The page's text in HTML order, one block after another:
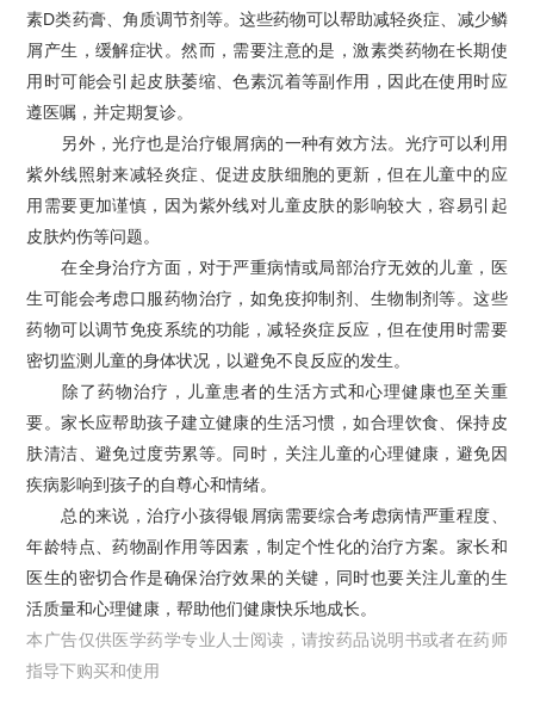
素D类药膏、角质调节剂等。这些药物可以帮助减轻炎症、减少鳞
屑产生，缓解症状。然而，需要注意的是，激素类药物在长期使
用时可能会引起皮肤萎缩、色素沉着等副作用，因此在使用时应
遵医嘱，并定期复诊。
另外，光疗也是治疗银屑病的一种有效方法。光疗可以利用
紫外线照射来减轻炎症、促进皮肤细胞的更新，但在儿童中的应
用需要更加谨慎，因为紫外线对儿童皮肤的影响较大，容易引起
皮肤灼伤等问题。
在全身治疗方面，对于严重病情或局部治疗无效的儿童，医
生可能会考虑口服药物治疗，如免疫抑制剂、生物制剂等。这些
药物可以调节免疫系统的功能，减轻炎症反应，但在使用时需要
密切监测儿童的身体状况，以避免不良反应的发生。
除了药物治疗，儿童患者的生活方式和心理健康也至关重
要。家长应帮助孩子建立健康的生活习惯，如合理饮食、保持皮
肤清洁、避免过度劳累等。同时，关注儿童的心理健康，避免因
疾病影响到孩子的自尊心和情绪。
总的来说，治疗小孩得银屑病需要综合考虑病情严重程度、
年龄特点、药物副作用等因素，制定个性化的治疗方案。家长和
医生的密切合作是确保治疗效果的关键，同时也要关注儿童的生
活质量和心理健康，帮助他们健康快乐地成长。
本广告仅供医学药学专业人士阅读，请按药品说明书或者在药师
指导下购买和使用